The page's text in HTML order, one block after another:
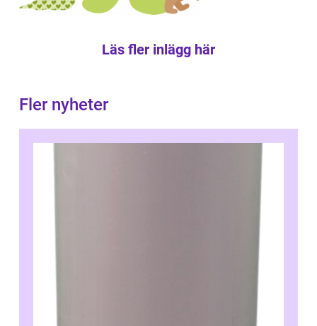
Läs fler inlägg här
Fler nyheter